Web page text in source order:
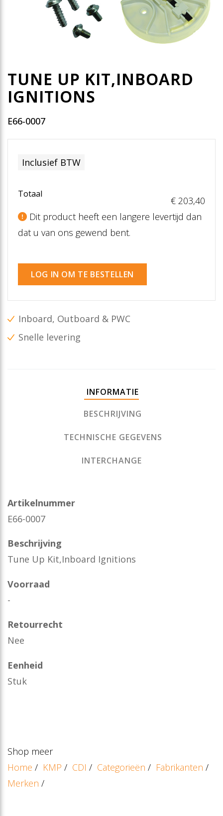
TUNE UP KIT,INBOARD
IGNITIONS
E66-0007
Inclusief BTW
Totaal
€ 203,40
Dit product heeft een langere levertijd dan
dat u van ons gewend bent.
LOG IN OM TE BESTELLEN
Inboard, Outboard & PWC
Snelle levering
INFORMATIE
BESCHRIJVING
TECHNISCHE GEGEVENS
INTERCHANGE
Artikelnummer
E66-0007
Beschrijving
Tune Up Kit,Inboard Ignitions
Voorraad
-
Retourrecht
Nee
Eenheid
Stuk
Shop meer
Home / KMP / CDI / Categorieën / Fabrikanten /
Merken /